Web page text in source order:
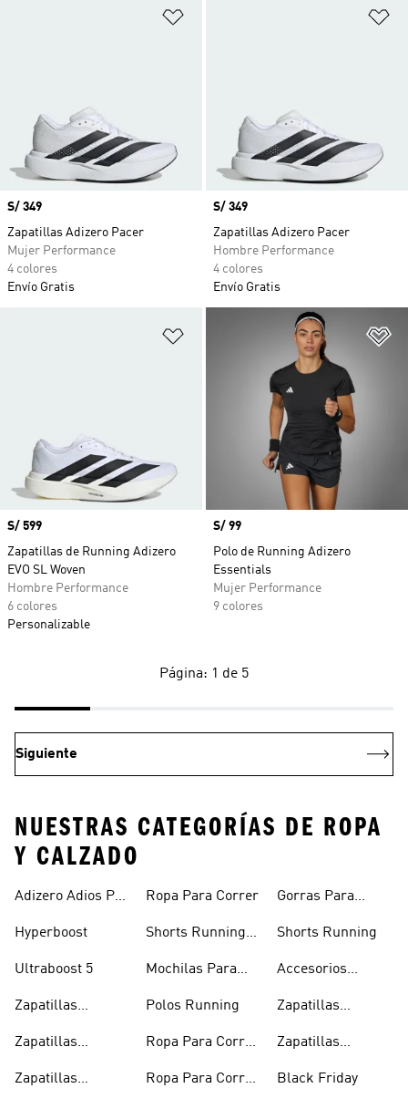
Precio
S/ 349
Zapatillas Adizero Pacer
Mujer Performance
4 colores
Envío Gratis
Precio
S/ 349
Zapatillas Adizero Pacer
Hombre Performance
4 colores
Envío Gratis
Añadir a la lista de deseos
Precio
S/ 599
Zapatillas de Running Adizero
EVO SL Woven
Hombre Performance
6 colores
Personalizable
Precio
S/ 99
Polo de Running Adizero
Essentials
Mujer Performance
9 colores
Página: 1 de 5
Siguiente
NUESTRAS CATEGORÍAS DE ROPA
Y CALZADO
Adizero Adios Pro
Hyperboost
Ultraboost 5
Zapatillas
Zapatillas
Zapatillas
Ropa Para Correr
Shorts Running
Mochilas Para
Polos Running
Ropa Para Correr
Ropa Para Correr
Gorras Para
Shorts Running
Accesorios
Zapatillas
Oferta
Zapatillas
Black Friday